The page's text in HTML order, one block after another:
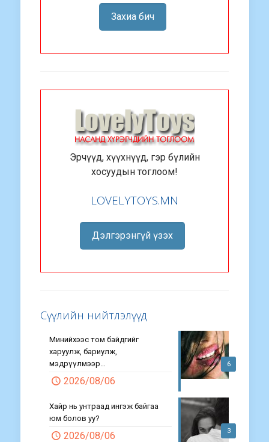
Захиа бич
Эрчүүд, хүүхнүүд, гэр бүлийн
хосуудын тоглоом!
LOVELYTOYS.MN
Дэлгэрэнгүй үзэх
Сүүлийн нийтлэлүүд
6
Минийхээс том байдгийг
харуулж, бариулж,
мэдрүүлмээр…
2026/08/06
3
Хайр нь унтраад ингэж байгаа
юм болов уу?
2026/08/06